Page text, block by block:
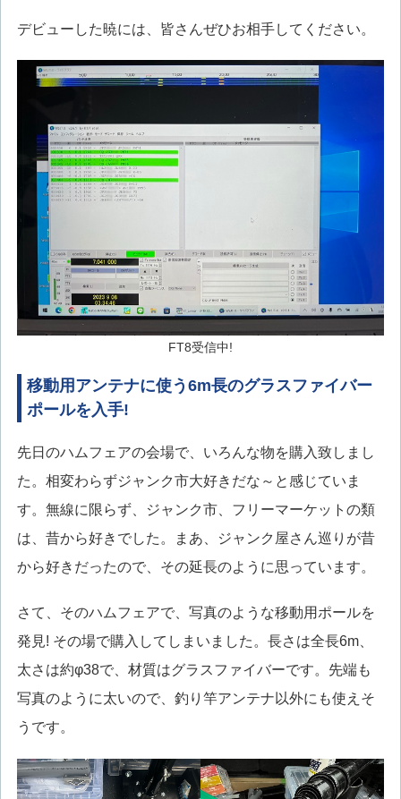
デビューした暁には、皆さんぜひお相手してください。
FT8受信中!
移動用アンテナに使う6m長のグラスファイバー
ポールを入手!
先日のハムフェアの会場で、いろんな物を購入致しまし
た。相変わらずジャンク市大好きだな～と感じていま
す。無線に限らず、ジャンク市、フリーマーケットの類
は、昔から好きでした。まあ、ジャンク屋さん巡りが昔
から好きだったので、その延長のように思っています。
さて、そのハムフェアで、写真のような移動用ポールを
発見! その場で購入してしまいました。長さは全長6m、
太さは約φ38で、材質はグラスファイバーです。先端も
写真のように太いので、釣り竿アンテナ以外にも使えそ
うです。